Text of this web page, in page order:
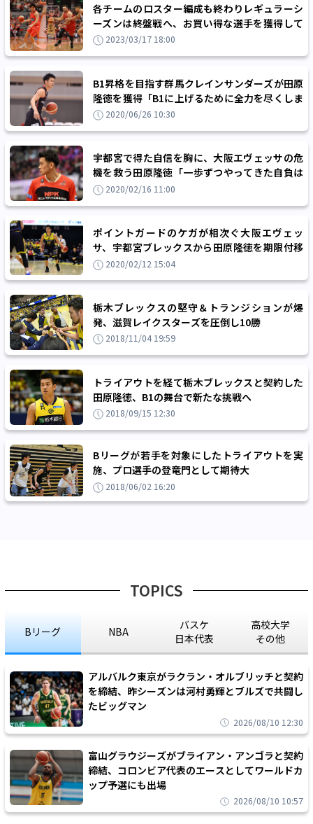
各チームのロスター編成も終わりレギュラーシ
ーズンは終盤戦へ、お買い得な選手を獲得して
連戦を勝ち抜こう！
2023/03/17 18:00
B1昇格を目指す群馬クレインサンダーズが田原
隆徳を獲得「B1に上げるために全力を尽くしま
す」2020/06/26 10:30
宇都宮で得た自信を胸に、大阪エヴェッサの危
機を救う田原隆徳「一歩ずつやってきた自負は
ある」2020/02/16 11:00
ポイントガードのケガが相次ぐ大阪エヴェッ
サ、宇都宮ブレックスから田原隆徳を期限付移
籍で獲得
2020/02/12 15:04
栃木ブレックスの堅守＆トランジションが爆
発、滋賀レイクスターズを圧倒し10勝
2018/11/04 19:59
トライアウトを経て栃木ブレックスと契約した
田原隆徳、B1の舞台で新たな挑戦へ
2018/09/15 12:30
Bリーグが若手を対象にしたトライアウトを実
施、プロ選手の登竜門として期待大
2018/06/02 16:20
TOPICS
Bリーグ NBA
バスケ
日本代表
高校大学
その他
アルバルク東京がラクラン・オルブリッチと契約
を締結、昨シーズンは河村勇輝とブルズで共闘し
たビッグマン
2026/08/10 12:30
富山グラウジーズがブライアン・アンゴラと契約
締結、コロンビア代表のエースとしてワールドカ
ップ予選にも出場
2026/08/10 10:57